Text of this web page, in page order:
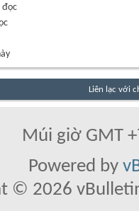
đọc
Liên lạc với
Múi giờ GMT
Powered by
© 2026